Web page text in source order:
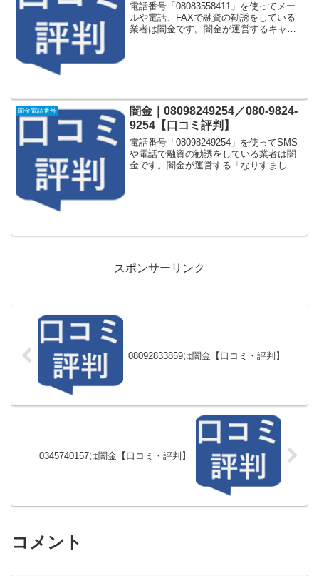
電話番号「08083558411」を使ってメー
ルや電話、FAXで融資の勧誘をしている
業者は闇金です。闇金が運営するキャッ
闇金電話番号
闇金｜08098249254／080-9824-
9254【口コミ評判】
電話番号「08098249254」を使ってSMS
や電話で融資の勧誘をしている業者は闇
金です。闇金が運営する「なりすまし金
スポンサーリンク
08092833859は闇金【口コミ・評判】
0345740157は闇金【口コミ・評判】
コメント